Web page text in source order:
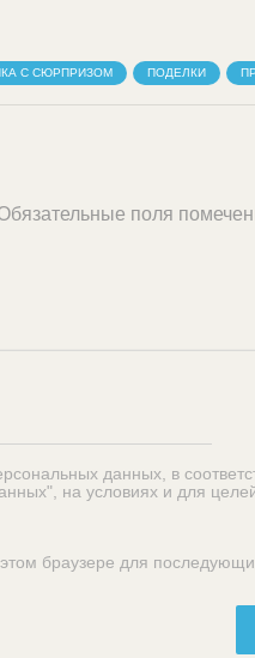
С СЮРПРИЗОМ ПОДЕЛКИ
поля
данных, в
на условиях и для
браузере для